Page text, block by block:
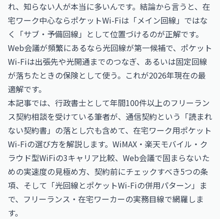
れ、知らない人が本当に多いんです。結論から言うと、在
宅ワーク中心ならポケットWi-Fiは「メイン回線」ではな
く「サブ・予備回線」として位置づけるのが正解です。
Web会議が頻繁にあるなら光回線が第一候補で、ポケット
Wi-Fiは出張先や光開通までのつなぎ、あるいは固定回線
が落ちたときの保険として使う。これが2026年現在の最
適解です。
本記事では、行政書士として年間100件以上のフリーラン
ス契約相談を受けている筆者が、通信契約という「読まれ
ない契約書」の落とし穴も含めて、在宅ワーク用ポケット
Wi-Fiの選び方を解説します。WiMAX・楽天モバイル・ク
ラウド型WiFiの3キャリア比較、Web会議で固まらないた
めの実速度の見極め方、契約前にチェックすべき5つの条
項、そして「光回線とポケットWi-Fiの併用パターン」ま
で、フリーランス・在宅ワーカーの実務目線で網羅しま
す。